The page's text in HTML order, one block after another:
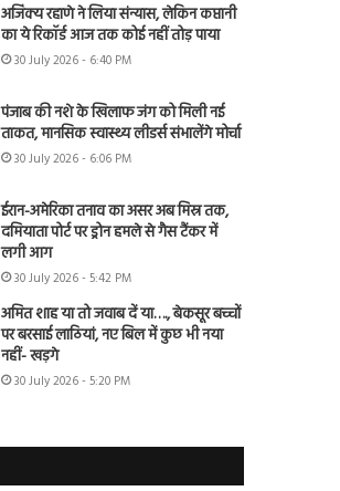
अजिंक्य रहाणे ने लिया संन्यास, लेकिन कप्तानी
का ये रिकॉर्ड आज तक कोई नहीं तोड़ पाया
30 July 2026 - 6:40 PM
पंजाब की नशे के खिलाफ जंग को मिली नई
ताकत, मानसिक स्वास्थ्य लीडर्स संभालेंगे मोर्चा
30 July 2026 - 6:06 PM
ईरान-अमेरिका तनाव का असर अब मिस्र तक,
दमियाता पोर्ट पर ड्रोन हमले से गैस टैंकर में
लगी आग
30 July 2026 - 5:42 PM
अमित शाह या तो जवाब दें या…., बेकसूर बच्चों
पर बरसाई लाठियां, नए बिल में कुछ भी नया
नहीं- खड़गे
30 July 2026 - 5:20 PM